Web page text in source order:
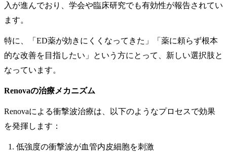
入が進んでおり、学会や臨床研究でも有効性が報告されてい
ます。
特に、「ED薬が効きにくくなってきた」「薬に頼らず根本
的な改善を目指したい」という方にとって、新しい選択肢と
なっています。
Renovaの治療メカニズム
Renovaによる衝撃波治療は、以下のようなプロセスで効果
を発揮します：
低強度の衝撃波が血管内皮細胞を刺激